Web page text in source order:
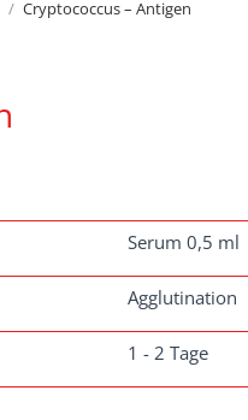
Cryptococcus – Antigen
Serum 0,5 ml
Agglutination
1 - 2 Tage